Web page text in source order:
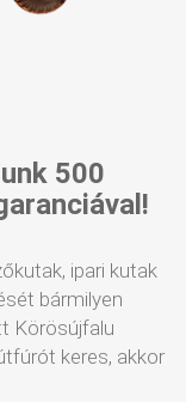
500
ipari kutak
bármilyen
Körösújfalu
keres, akkor